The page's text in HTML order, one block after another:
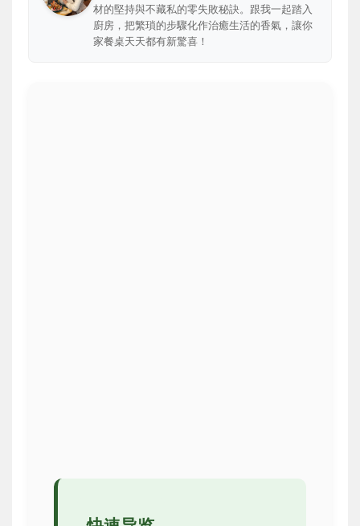
材的堅持與不藏私的零失敗秘訣。跟我一起踏入
廚房，把繁瑣的步驟化作治癒生活的香氣，讓你
家餐桌天天都有新驚喜！